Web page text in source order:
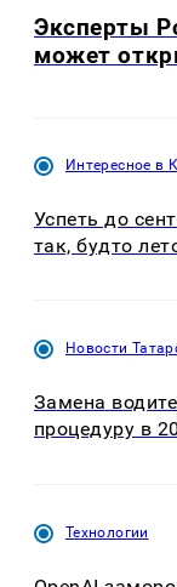
Эксперты
может
Интересное в
Успеть до
так, будто
Новости
Замена
процедуру в
Технологии